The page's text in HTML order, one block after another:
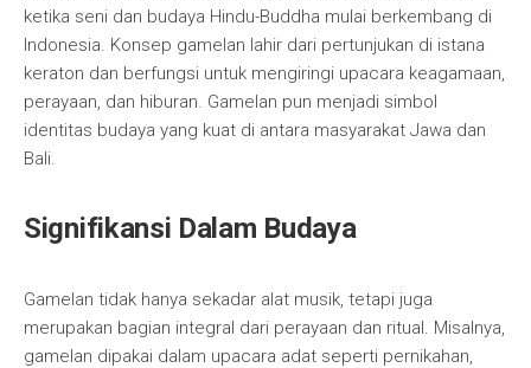
ketika seni dan budaya Hindu-Buddha mulai berkembang di
Indonesia. Konsep gamelan lahir dari pertunjukan di istana
keraton dan berfungsi untuk mengiringi upacara keagamaan,
perayaan, dan hiburan. Gamelan pun menjadi simbol
identitas budaya yang kuat di antara masyarakat Jawa dan
Bali.
Signifikansi Dalam Budaya
Gamelan tidak hanya sekadar alat musik, tetapi juga
merupakan bagian integral dari perayaan dan ritual. Misalnya,
gamelan dipakai dalam upacara adat seperti pernikahan,